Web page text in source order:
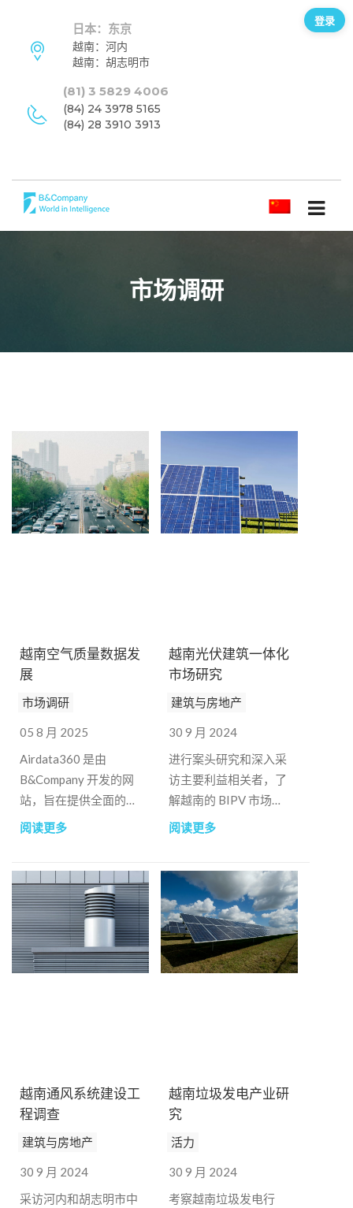
日本：东京
越南：河内
越南：胡志明市
(81) 3 5829 4006
(84) 24 3978 5165
(84) 28 3910 3913
简体中文
市场调研
越南空气质量数据发
展
市场调研
05 8 月 2025
Airdata360 是由
B&Company 开发的网
站，旨在提供全面的空
气质量信息。其主要目
并促进更健康的生活环
境。
阅读更多
越南光伏建筑一体化
市场研究
建筑与房地产
30 9 月 2024
进行案头研究和深入采
访主要利益相关者，了
解越南的 BIPV 市场，
包括：市场规模和情况
产品和相关法规
阅读更多
越南通风系统建设工
程调查
建筑与房地产
30 9 月 2024
采访河内和胡志明市中
越南垃圾发电产业研
究
活力
30 9 月 2024
考察越南垃圾发电行
登录